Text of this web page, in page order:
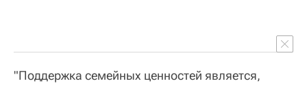
"Поддержка семейных ценностей является,